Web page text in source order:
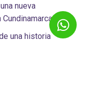
nueva
una historia